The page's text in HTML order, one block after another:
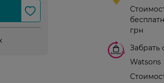
грн
Забрать
Watsons